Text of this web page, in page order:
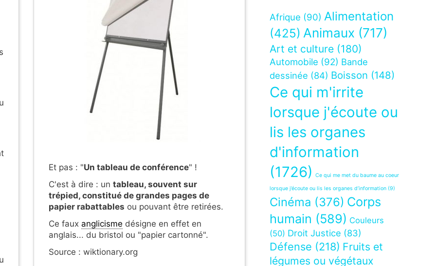
Et pas : "Un tableau de conférence" !
C'est à dire : un tableau, souvent sur
trépied, constitué de grandes pages de
papier rabattables ou pouvant être retirées.
Ce faux anglicisme désigne en effet en
anglais... du bristol ou "papier cartonné".
Source : wiktionary.org
Afrique (90) Alimentation
(425) Animaux (717)
Art et culture (180)
Automobile (92) Bande
dessinée (84) Boisson (148)
Ce qui m'irrite
lorsque j'écoute ou
lis les organes
d'information
(1726)
Ce qui me met du baume au coeur
lorsque j’écoute ou lis les organes d’information (9)
Cinéma (376) Corps
humain (589) Couleurs
(50) Droit Justice (83)
Défense (218) Fruits et
légumes ou végétaux